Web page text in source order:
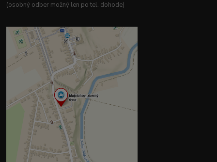
(osobný odber možný len po tel. dohode)